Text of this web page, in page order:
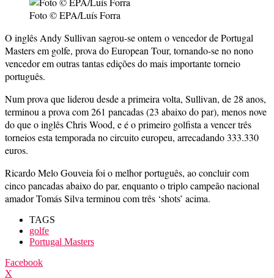
Foto © EPA/Luís Forra
O inglês Andy Sullivan sagrou-se ontem o vencedor de Portugal
Masters em golfe, prova do European Tour, tornando-se no nono
vencedor em outras tantas edições do mais importante torneio
português.
Num prova que liderou desde a primeira volta, Sullivan, de 28 anos,
terminou a prova com 261 pancadas (23 abaixo do par), menos nove
do que o inglês Chris Wood, e é o primeiro golfista a vencer três
torneios esta temporada no circuito europeu, arrecadando 333.330
euros.
Ricardo Melo Gouveia foi o melhor português, ao concluir com
cinco pancadas abaixo do par, enquanto o triplo campeão nacional
amador Tomás Silva terminou com três ‘shots’ acima.
TAGS
golfe
Portugal Masters
Facebook
X